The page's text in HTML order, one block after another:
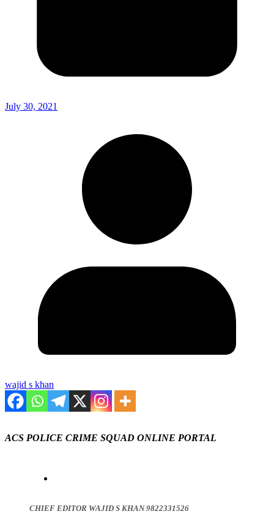
July 30, 2021
wajid s khan
ACS POLICE CRIME SQUAD ONLINE PORTAL
CHIEF EDITOR WAJID S KHAN 9822331526